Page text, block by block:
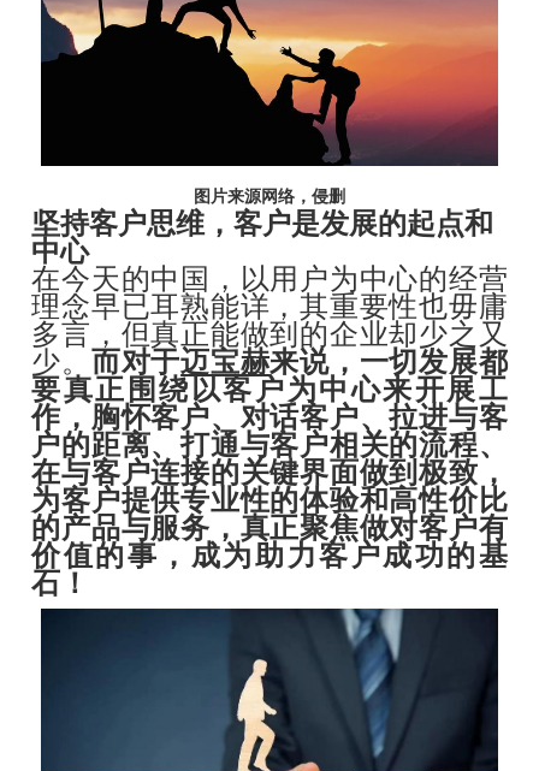
图片来源网络，侵删
坚持客户思维，客户是发展的起点和
中心
在今天的中国，以用户为中心的经营
理念早已耳熟能详，其重要性也毋庸
多言，但真正能做到的企业却少之又
少。 而对于迈宝赫来说，一切发展都
要真正围绕以客户为中心来开展工
作，胸怀客户、对话客户、拉进与客
户的距离、打通与客户相关的流程、
在与客户连接的关键界面做到极致，
为客户提供专业性的体验和高性价比
的产品与服务，真正聚焦做对客户有
价值的事，成为助力客户成功的基
石！